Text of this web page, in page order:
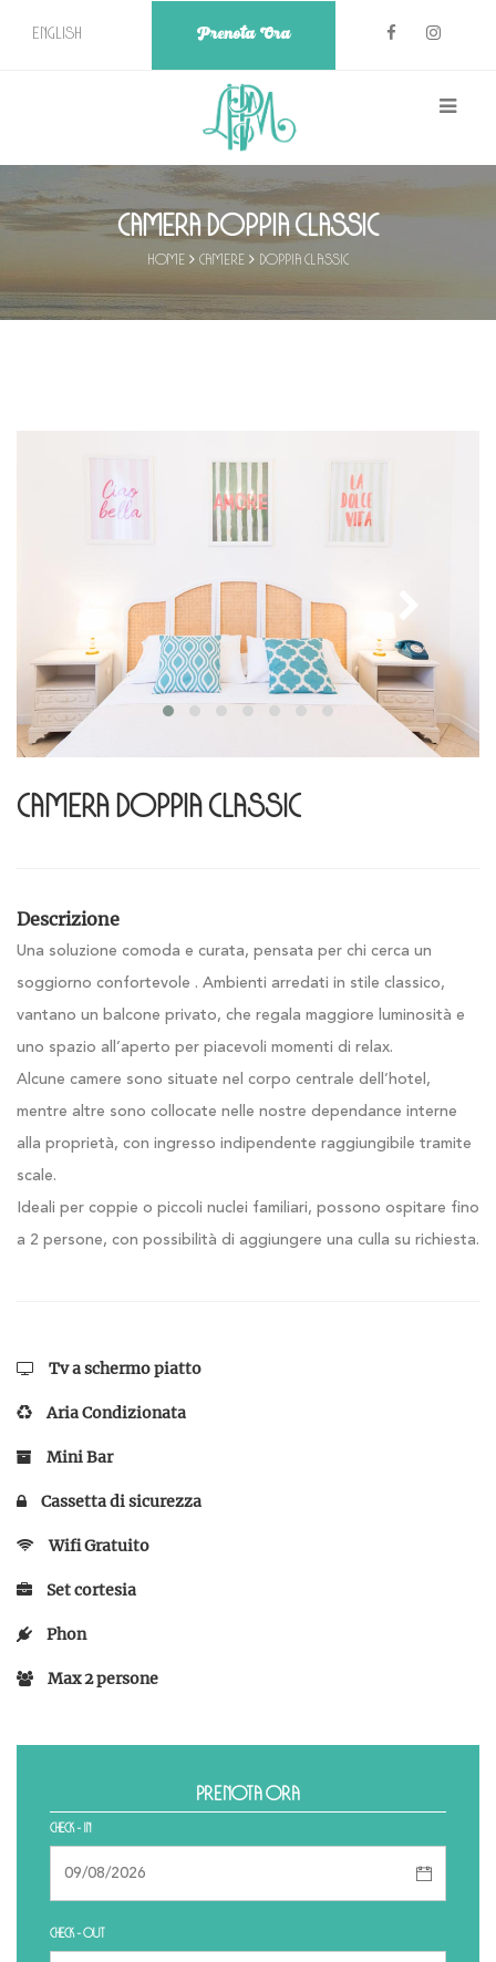
English Prenota Ora
Camera Doppia Classic
Home Camere Doppia Classic
Camera Doppia Classic
Descrizione
Una soluzione comoda e curata, pensata per chi cerca un
soggiorno confortevole . Ambienti arredati in stile classico,
vantano un balcone privato, che regala maggiore luminosità e
uno spazio all’aperto per piacevoli momenti di relax.
Alcune camere sono situate nel corpo centrale dell’hotel,
mentre altre sono collocate nelle nostre dependance interne
alla proprietà, con ingresso indipendente raggiungibile tramite
scale.
Ideali per coppie o piccoli nuclei familiari, possono ospitare fino
a 2 persone, con possibilità di aggiungere una culla su richiesta.
Tv a schermo piatto
Aria Condizionata
Mini Bar
Cassetta di sicurezza
Wifi Gratuito
Set cortesia
Phon
Max 2 persone
Prenota Ora
CHECK - IN
CHECK - OUT